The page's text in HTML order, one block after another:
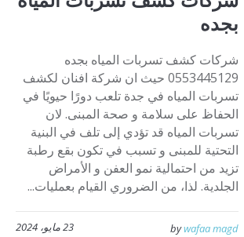
بجده
شركات كشف تسربات المياه بجده
0553445129 حيث ان شركة افنان لكشف
تسربات المياه في جدة تلعب دورًا حيويًا في
الحفاظ على سلامة و صحة المبنى. لان
تسربات المياه قد تؤدي إلى تلف في البنية
التحتية للمبنى و تسبب في تكون بقع رطبة
تزيد من احتمالية نمو العفن و الأمراض
الجلدية. لذا، من الضروري القيام بعمليات...
23 مايو، 2024 bywafaa magd